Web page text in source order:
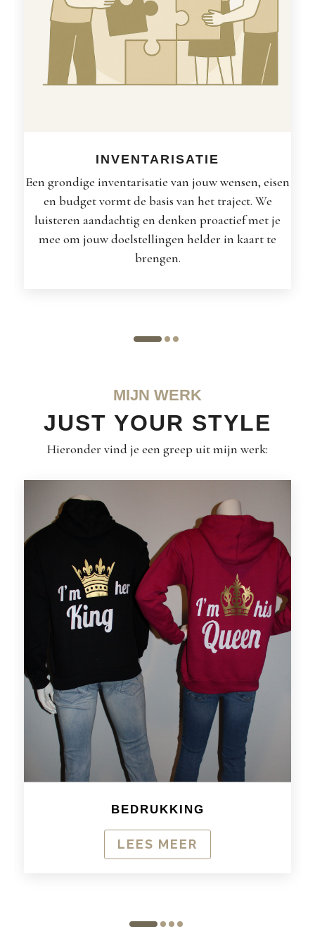
INVENTARISATIE
Een grondige inventarisatie van jouw wensen, eisen
en budget vormt de basis van het traject. We
luisteren aandachtig en denken proactief met je
mee om jouw doelstellingen helder in kaart te
brengen.
MIJN WERK
JUST YOUR STYLE
Hieronder vind je een greep uit mijn werk:
BEDRUKKING
LEES MEER